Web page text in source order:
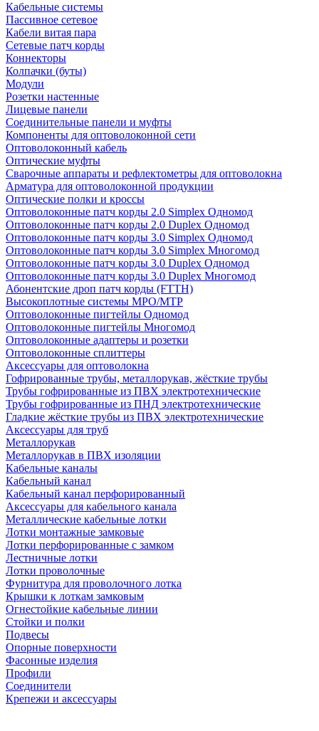
Кабельные системы
Пассивное сетевое
Кабели витая пара
Сетевые патч корды
Коннекторы
Колпачки (буты)
Модули
Розетки настенные
Лицевые панели
Соединительные панели и муфты
Компоненты для оптоволоконной сети
Оптоволоконный кабель
Оптические муфты
Сварочные аппараты и рефлектометры для оптоволокна
Арматура для оптоволоконной продукции
Оптические полки и кроссы
Оптоволоконные патч корды 2.0 Simplex Одномод
Оптоволоконные патч корды 2.0 Duplex Одномод
Оптоволоконные патч корды 3.0 Simplex Одномод
Оптоволоконные патч корды 3.0 Simplex Многомод
Оптоволоконные патч корды 3.0 Duplex Одномод
Оптоволоконные патч корды 3.0 Duplex Многомод
Абонентские дроп патч корды (FTTH)
Высокоплотные системы MPO/MTP
Оптоволоконные пигтейлы Одномод
Оптоволоконные пигтейлы Многомод
Оптоволоконные адаптеры и розетки
Оптоволоконные сплиттеры
Аксессуары для оптоволокна
Гофрированные трубы, металлорукав, жёсткие трубы
Трубы гофрированные из ПВХ электротехнические
Трубы гофрированные из ПНД электротехнические
Гладкие жёсткие трубы из ПВХ электротехнические
Аксессуары для труб
Металлорукав
Металлорукав в ПВХ изоляции
Кабельные каналы
Кабельный канал
Кабельный канал перфорированный
Аксессуары для кабельного канала
Металлические кабельные лотки
Лотки монтажные замковые
Лотки перфорированные с замком
Лестничные лотки
Лотки проволочные
Фурнитура для проволочного лотка
Крышки к лоткам замковым
Огнестойкие кабельные линии
Стойки и полки
Подвесы
Опорные поверхности
Фасонные изделия
Профили
Соединители
Крепежи и аксессуары